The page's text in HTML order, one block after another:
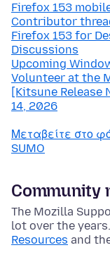
Firefox 153
Contributor
Firefox 153 for
Discussions
Upcoming
Volunteer at the
[Kitsune Release
14, 2026
Μεταβείτε στο
SUMO
Community
The Mozilla
lot over the
Resources and